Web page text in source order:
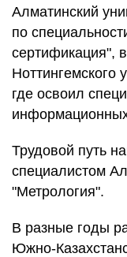
Алматинский
по
сертификация",
Ноттингемского
где освоил
Трудовой путь
специалистом
"Метрология".
В разные годы
Южно-